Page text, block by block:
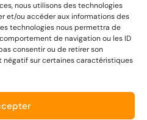
nous utilisons des technologies
et/ou accéder aux informations des
technologies nous permettra de
de navigation ou les ID
consentir ou de retirer son
sur certaines caractéristiques
vous sur
: